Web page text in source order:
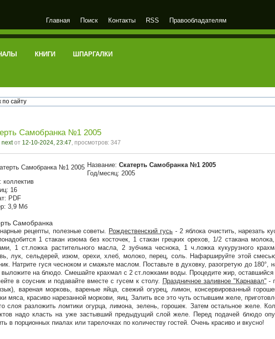
Главная Поиск Контакты RSS Правообладателям
КНИГИ ШПАРГАЛКИ
Самобранка №1 2005
nextот 12-10-2024, 23:47, просмотров: 347
Название: Скатерть Самобранка №1 2005
Год/месяц: 2005
коллектив
16
PDF
3,9 Мб
Самобранка
рецепты, полезные советы. Рождественский гусь - 2 яблока очистить, нарезать
1 стакан изюма без косточек, 1 стакан грецких орехов, 1/2 стакана
1 ст.ложка растительного масла, 2 зубчика чеснока, 1 ч.ложка кукурузного
лук, сельдерей, изюм, орехи, хлеб, молоко, перец, соль. Нафаршируйте этой
Натрите гуся чесноком и смажьте маслом. Поставьте в духовку, разогретую до
выложите на блюдо. Смешайте крахмал с 2 ст.ложками воды. Процедите жир,
в соусник и подавайте вместе с гусем к столу.
Праздничное заливное "Карнавал" -
вареная морковь, вареные яйца, свежий огурец, лимон, консервированный
мяса, красиво нарезанной моркови, яиц. Залить все это чуть остывшим желе,
слоя разложить ломтики огурца, лимона, зелень, горошек. Затем остальное желе.
надо класть на уже застывший предыдущий слой желе. Перед подачей блюдо
в порционных пиалах или тарелочках по количеству гостей. Очень красиво и вкусно!